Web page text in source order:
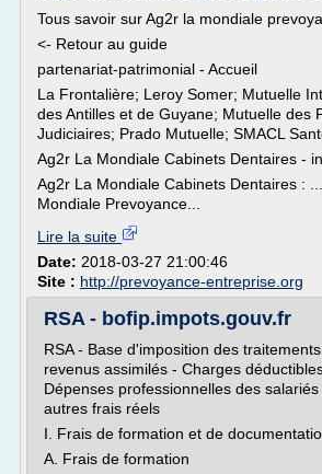
Tous savoir sur Ag2r la mondiale
<- Retour au guide
partenariat-patrimonial - Accueil
La Frontalière; Leroy Somer; Mutuelle
des Antilles et de Guyane; Mutuelle des
Judiciaires; Prado Mutuelle; SMACL
Ag2r La Mondiale Cabinets Dentaires -
Ag2r La Mondiale Cabinets Dentaires :
Mondiale Prevoyance...
Lire la suite
Date: 2018-03-27 21:00:46
Site : http://prevoyance-entreprise.org
RSA - bofip.impots.gouv.fr
RSA - Base d'imposition des
revenus assimilés - Charges
Dépenses professionnelles des
autres frais réels
I. Frais de formation et de
A. Frais de formation